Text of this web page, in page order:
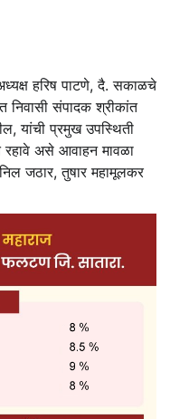
हरिष पाटणे, दै. सकाळचे
संपादक श्रीकांत
यांची प्रमुख उपस्थिती
रहावे असे आवाहन मावळा
जठार, तुषार महामूलकर